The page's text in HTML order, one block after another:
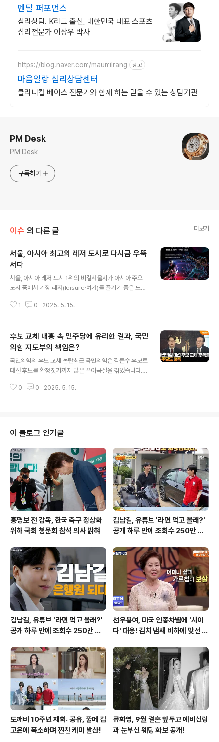
멘탈 퍼포먼스
심리상담. K리그 출신, 대한민국 대표 스포츠
심리전문가 이상우 박사
https://blog.naver.com/maumilrang 광고
마음일랑 심리상담센터
클리니컬 베이스 전문가와 함께 하는 믿을 수 있는 상담기관
PM Desk
PM Desk
구독하기
이슈 의 다른 글 더보기
서울, 아시아 최고의 레저 도시로 다시금 우뚝
서다
서울, 아시아 레저 도시 1위의 비결서울시가 아시아 주요
도시 중에서 가장 레저(leisure·여가)를 즐기기 좋은 도시
라이프 스타일 어워즈에서 서울이 '최고의 아시아 레저 목
하는 이 어워즈는 2013년부터 매년 최고의 레저 목적지를
선정하고 있습니다. 서울은 2023년에도 1위를 차지했지
만, 지난해에는 대만에 1위 자리를 넘겨주고 2위를 기록했
었습니다. 그러나 올해는 다시 아시아 경쟁 도시인 대만 타
이베이(2위)를 제치고 1위에 올라 눈길을 끌고 있습니다.
서울의 다양한 레저 콘텐츠서울관광재단은 이번 수상에 대
1 0 2025. 5. 15.
후보 교체 내홍 속 민주당에 유리한 결과, 국민
의힘 지도부의 책임은?
국민의힘의 후보 교체 논란최근 국민의힘은 김문수 후보로
대선 후보를 확정짓기까지 많은 우여곡절을 겪었습니다.
지도부에 있다고 응답했습니다. 특히, 한덕수 전 총리와의
는 상황입니다. 김문수 후보가 경선 과정에서 공언한 단일
화 약속을 지키지 않았다는 비판이 그 이유로 작용하고 있
습니다. 민주당에 유리할 전망여론조사 결과, 응답자 중 절
반 이상은 국민의힘의 내부 갈등이 민주당에 유리하게 작
용할 것이라고 전망했습니다. 특히, 국민의힘 지지자들 중
에서도 37%가 민주당에 더 유리할 것이..
0 0 2025. 5. 15.
이 블로그 인기글
홍명보 전 감독, 한국 축구 정상화
위해 국회 청문회 참석 의사 밝혀
김남길, 유튜브 '라면 먹고 올래?'
공개 하루 만에 조회수 250만 돌
김남길, 유튜브 '라면 먹고 올래?'
공개 하루 만에 조회수 250만 돌
선우용여, 미국 인종차별에 '사이
다' 대응! 김치 냄새 비하에 맞선 통
도깨비 10주년 재회: 공유, 풀메 김
고은에 폭소하며 찐친 케미 발산!
류화영, 9월 결혼 앞두고 예비신랑
과 눈부신 웨딩 화보 공개!